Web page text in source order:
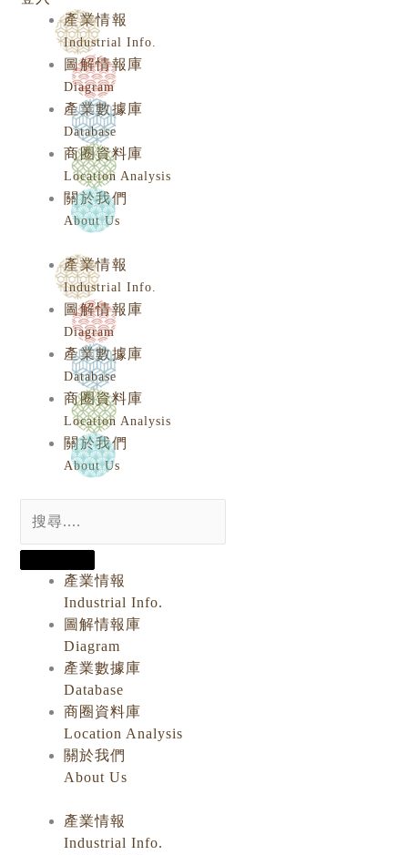
產業情報
Industrial Info.
圖解情報庫
Diagram
產業數據庫
Database
商圈資料庫
Location Analysis
關於我們
About Us
產業情報
Industrial Info.
圖解情報庫
Diagram
產業數據庫
Database
商圈資料庫
Location Analysis
關於我們
About Us
產業情報
Industrial Info.
圖解情報庫
Diagram
產業數據庫
Database
商圈資料庫
Location Analysis
關於我們
About Us
產業情報
Industrial Info.